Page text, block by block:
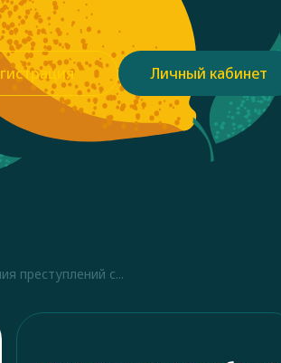
Личный кабинет
преступлений с...